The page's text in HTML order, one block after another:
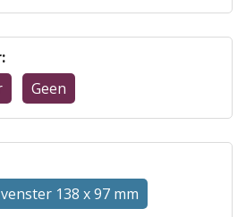
Geen
138 x 97 mm